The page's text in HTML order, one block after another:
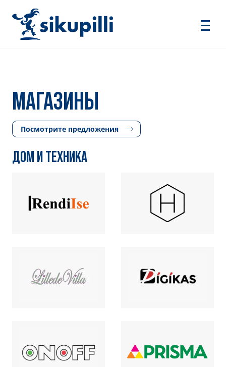
МАГАЗИНЫ
Посмотрите предложения
ДОМ И ТЕХНИКА